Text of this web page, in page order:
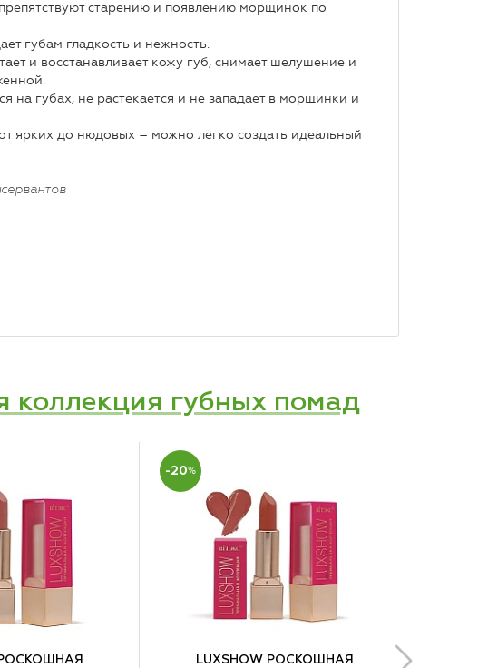
старению и появлению морщинок по
губам гладкость и нежность.
и восстанавливает кожу губ, снимает шелушение и
на губах, не растекается и не западает в морщинки и
ярких до нюдовых – можно легко создать идеальный
коллекция губных помад
РОСКОШНАЯ
-20%
LUXSHOW РОСКОШНАЯ